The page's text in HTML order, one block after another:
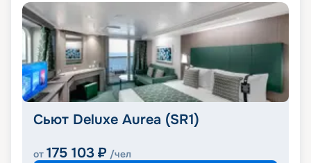
Сьют Deluxe Aurea (SR1)
от 175 103 ₽ /чел